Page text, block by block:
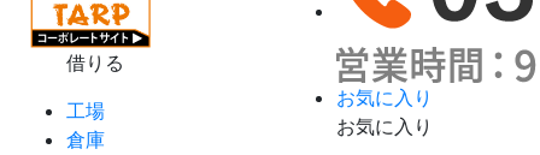
借りる
工場
倉庫
お気に入り
お気に入り